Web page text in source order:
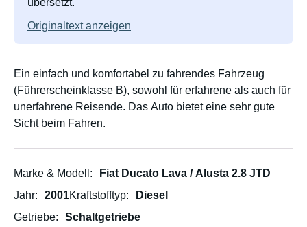
übersetzt.
Originaltext anzeigen
Ein einfach und komfortabel zu fahrendes Fahrzeug
(Führerscheinklasse B), sowohl für erfahrene als auch für
unerfahrene Reisende. Das Auto bietet eine sehr gute
Sicht beim Fahren.
Marke & Modell
Fiat Ducato Lava / Alusta 2.8 JTD
Jahr
2001Kraftstofftyp
Diesel
Getriebe
Schaltgetriebe